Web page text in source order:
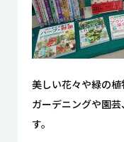
美しい花々や緑の植
ガーデニングや園
す。